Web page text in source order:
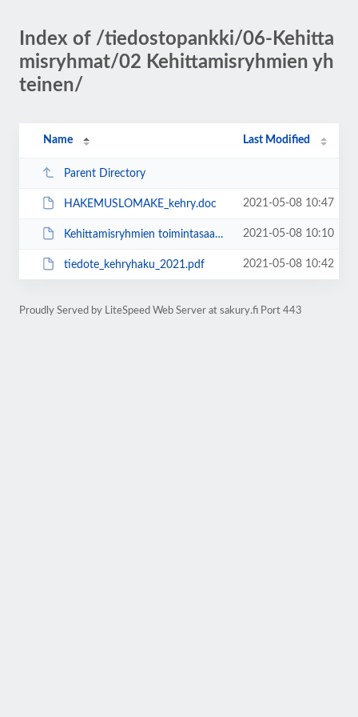
Index of /tiedostopankki/06-Kehitta
misryhmat/02 Kehittamisryhmien yh
teinen/
Name Last Modified
Parent Directory
HAKEMUSLOMAKE_kehry.doc 2021-05-08 10:47
Kehittamisryhmien toimintasaanto.pdf 2021-05-08 10:10
tiedote_kehryhaku_2021.pdf 2021-05-08 10:42
Proudly Served by LiteSpeed Web Server at sakury.fi Port 443